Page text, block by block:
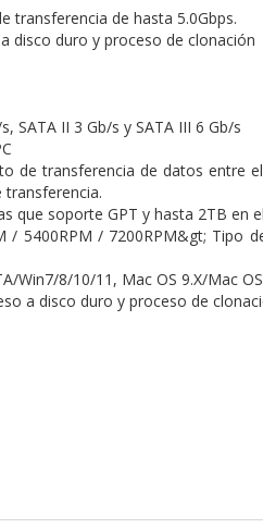
transferencia de hasta 5.0Gbps.
disco duro y proceso de clonación
SATA II 3 Gb/s y SATA III 6 Gb/s
de transferencia de datos entre
que soporte GPT y hasta 2TB en
/ 5400RPM / 7200RPM&gt; Tipo
Win7/8/10/11, Mac OS 9.X/Mac
a disco duro y proceso de